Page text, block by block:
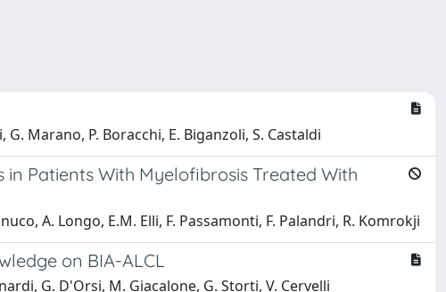
Marano, P. Boracchi, E. Biganzoli, S. Castaldi
Patients With Myelofibrosis Treated With
A. Longo, E.M. Elli, F. Passamonti, F. Palandri, R. Komrokji
on BIA-ALCL
G. D'Orsi, M. Giacalone, G. Storti, V. Cervelli